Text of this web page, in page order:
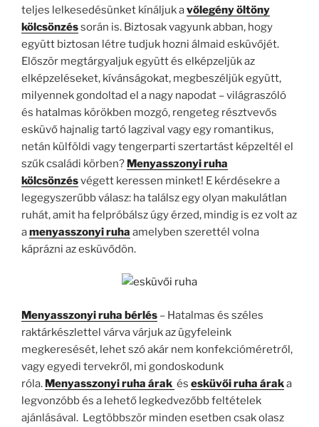
teljes lelkesedésünket kínáljuk avőlegény öltöny
kölcsönzéssorán is. Biztosak vagyunk abban, hogy
együtt biztosan létre tudjuk hozni álmaid esküvőjét.
Először megtárgyaljuk együtt és elképzeljük az
elképzeléseket, kívánságokat, megbeszéljük együtt,
milyennek gondoltad el a nagy napodat – világraszóló
és hatalmas körökben mozgó, rengeteg résztvevős
esküvő hajnalig tartó lagzival vagy egy romantikus,
netán külföldi vagy tengerparti szertartást képzeltél el
szűk családi körben? Menyasszonyi ruha
kölcsönzésvégett keressen minket! E kérdésekre a
legegyszerűbb válasz: ha találsz egy olyan makulátlan
ruhát, amit ha felpróbálsz úgy érzed, mindig is ez volt az
amenyasszonyi ruha amelyben szerettél volna
káprázni az esküvődön.
Menyasszonyi ruha bérlés – Hatalmas és széles
raktárkészlettel várva várjuk az ügyfeleink
megkeresését, lehet szó akár nem konfekcióméretről,
vagy egyedi tervekről, mi gondoskodunk
róla. Menyasszonyi ruha árak és esküvői ruha áraka
legvonzóbb és a lehető legkedvezőbb feltételek
ajánlásával. Legtöbbször minden esetben csak olasz